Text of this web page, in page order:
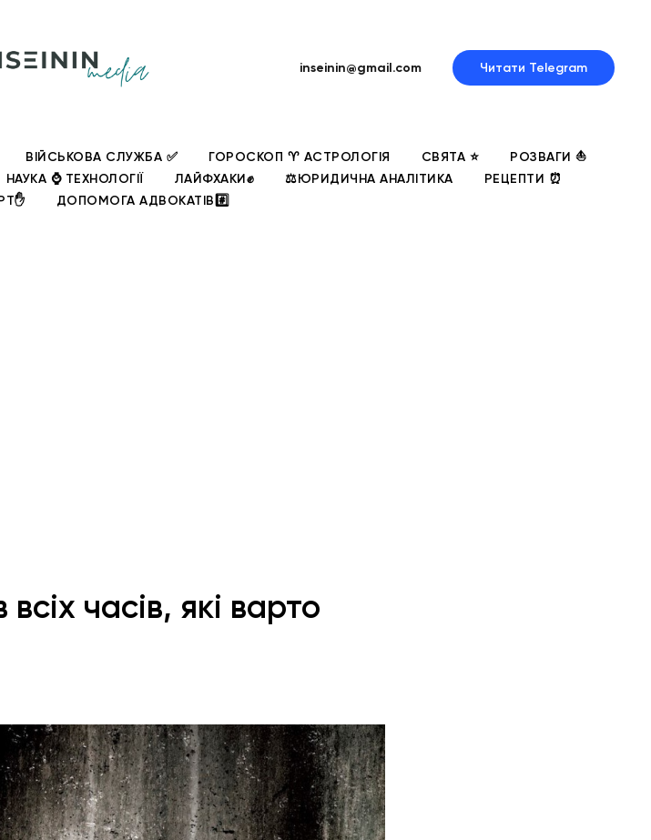
inseinin@gmail.com Читати Telegram
ВІЙСЬКОВА СЛУЖБА ✅ ГОРОСКОП ♈ АСТРОЛОГІЯ СВЯТА ⭐
РОЗВАГИ ⛵
НАУКА ⌚ ТЕХНОЛОГІЇ ЛАЙФХАКИ✊ ⚖️ЮРИДИЧНА АНАЛІТИКА
РЕЦЕПТИ ⏰
ДОПОМОГА АДВОКАТІВ#️⃣
часів, які варто